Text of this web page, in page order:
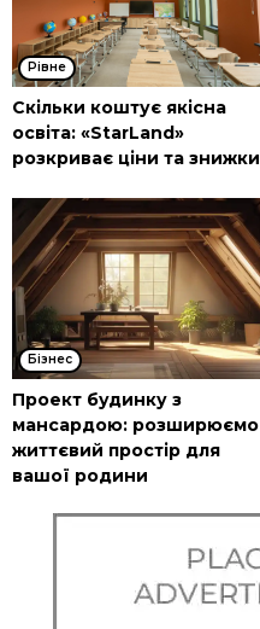
Рівне
Скільки коштує якісна
освіта: «StarLand»
розкриває ціни та знижки
Бізнес
Проект будинку з
мансардою: розширюємо
життєвий простір для
вашої родини